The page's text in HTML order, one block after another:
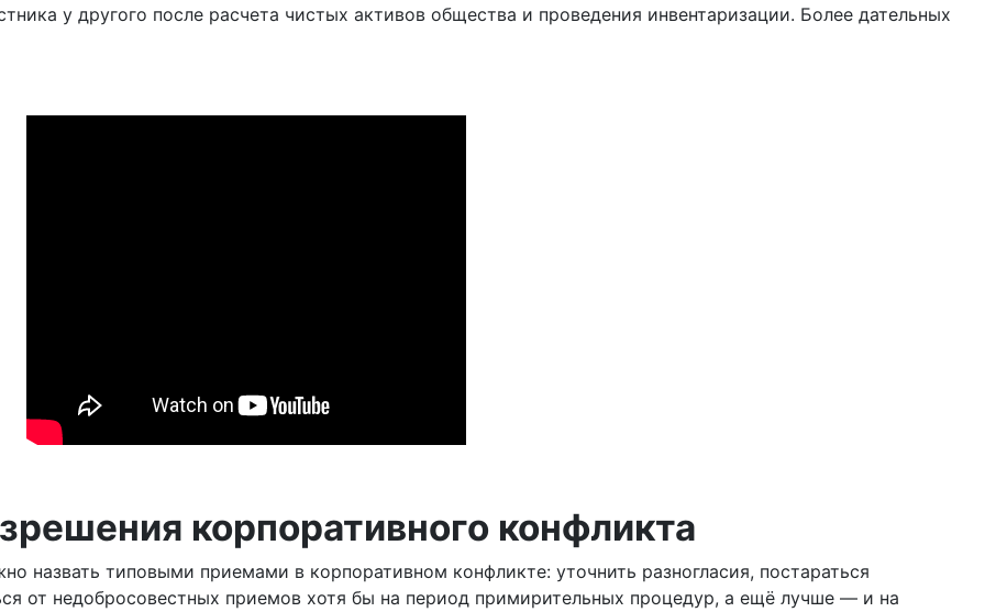
у другого после расчета чистых активов общества и проведения инвентаризации. Более дательных
корпоративного конфликта
назвать типовыми приемами в корпоративном конфликте: уточнить разногласия, постараться
от недобросовестных приемов хотя бы на период примирительных процедур, а ещё лучше — и на